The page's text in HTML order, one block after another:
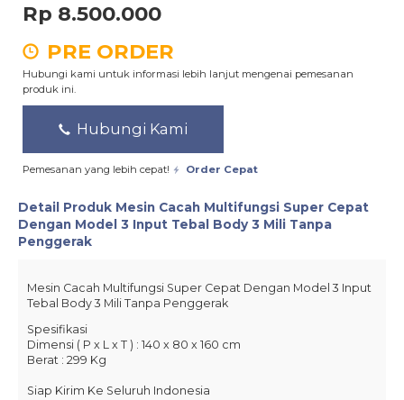
Rp 8.500.000
PRE ORDER
Hubungi kami untuk informasi lebih lanjut mengenai pemesanan
produk ini.
Hubungi Kami
Pemesanan yang lebih cepat! Order Cepat
Detail Produk Mesin Cacah Multifungsi Super Cepat
Dengan Model 3 Input Tebal Body 3 Mili Tanpa
Penggerak
Mesin Cacah Multifungsi Super Cepat Dengan Model 3 Input
Tebal Body 3 Mili Tanpa Penggerak
Spesifikasi
Dimensi ( P x L x T ) : 140 x 80 x 160 cm
Berat : 299 Kg
Siap Kirim Ke Seluruh Indonesia